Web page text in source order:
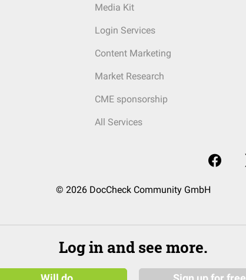
Media Kit
Login Services
Content Marketing
Market Research
CME sponsorship
All Services
© 2026 DocCheck Community GmbH
Log in and see more.